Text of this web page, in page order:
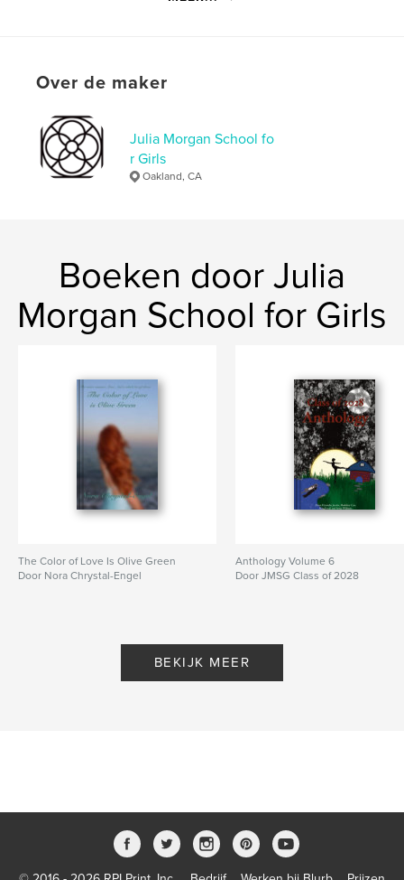
ISBN
Paperback: 9798240538650
Datum publiceren:
TaalEnglish
Trefwoorden
Over de maker
Julia Morgan School fo
r Girls
Oakland, CA
Boeken door Julia
Morgan School for Girls
The Color of Love Is Olive Green
Door Nora Chrystal-Engel
Anthology Volume 6
Door JMSG Class of 2028
BEKIJK MEER